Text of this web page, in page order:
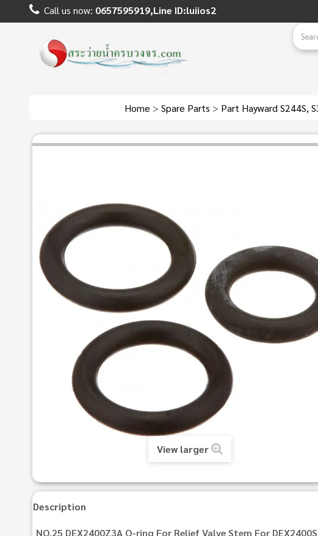
Call us now: 0657595919,Line ID:luiios2
Home > Spare Parts > Part Hayward S244S,
View larger
Description
NO.25 DEX2400Z3A O-ring For Relief Valve Stem For DEX2400S